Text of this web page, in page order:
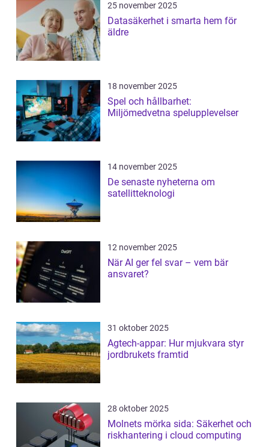
25 november 2025
Datasäkerhet i smarta hem för
äldre
18 november 2025
Spel och hållbarhet:
Miljömedvetna spelupplevelser
14 november 2025
De senaste nyheterna om
satellitteknologi
12 november 2025
När AI ger fel svar – vem bär
ansvaret?
31 oktober 2025
Agtech-appar: Hur mjukvara styr
jordbrukets framtid
28 oktober 2025
Molnets mörka sida: Säkerhet och
riskhantering i cloud computing